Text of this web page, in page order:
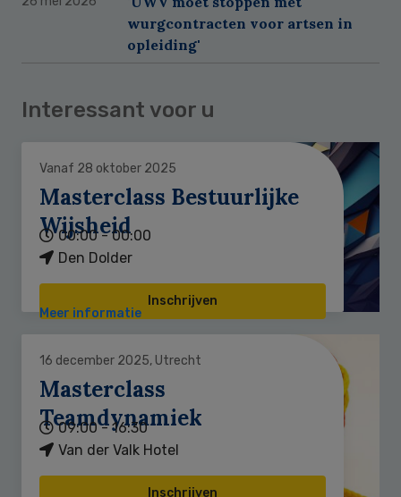
wurgcontracten voor artsen in
opleiding'
Interessant voor u
Vanaf 28 oktober 2025
Masterclass Bestuurlijke
Wijsheid
00:00 - 00:00
Den Dolder
Inschrijven
Meer informatie
16 december 2025, Utrecht
Masterclass
Teamdynamiek
09:00 - 16:30
Van der Valk Hotel
Inschrijven